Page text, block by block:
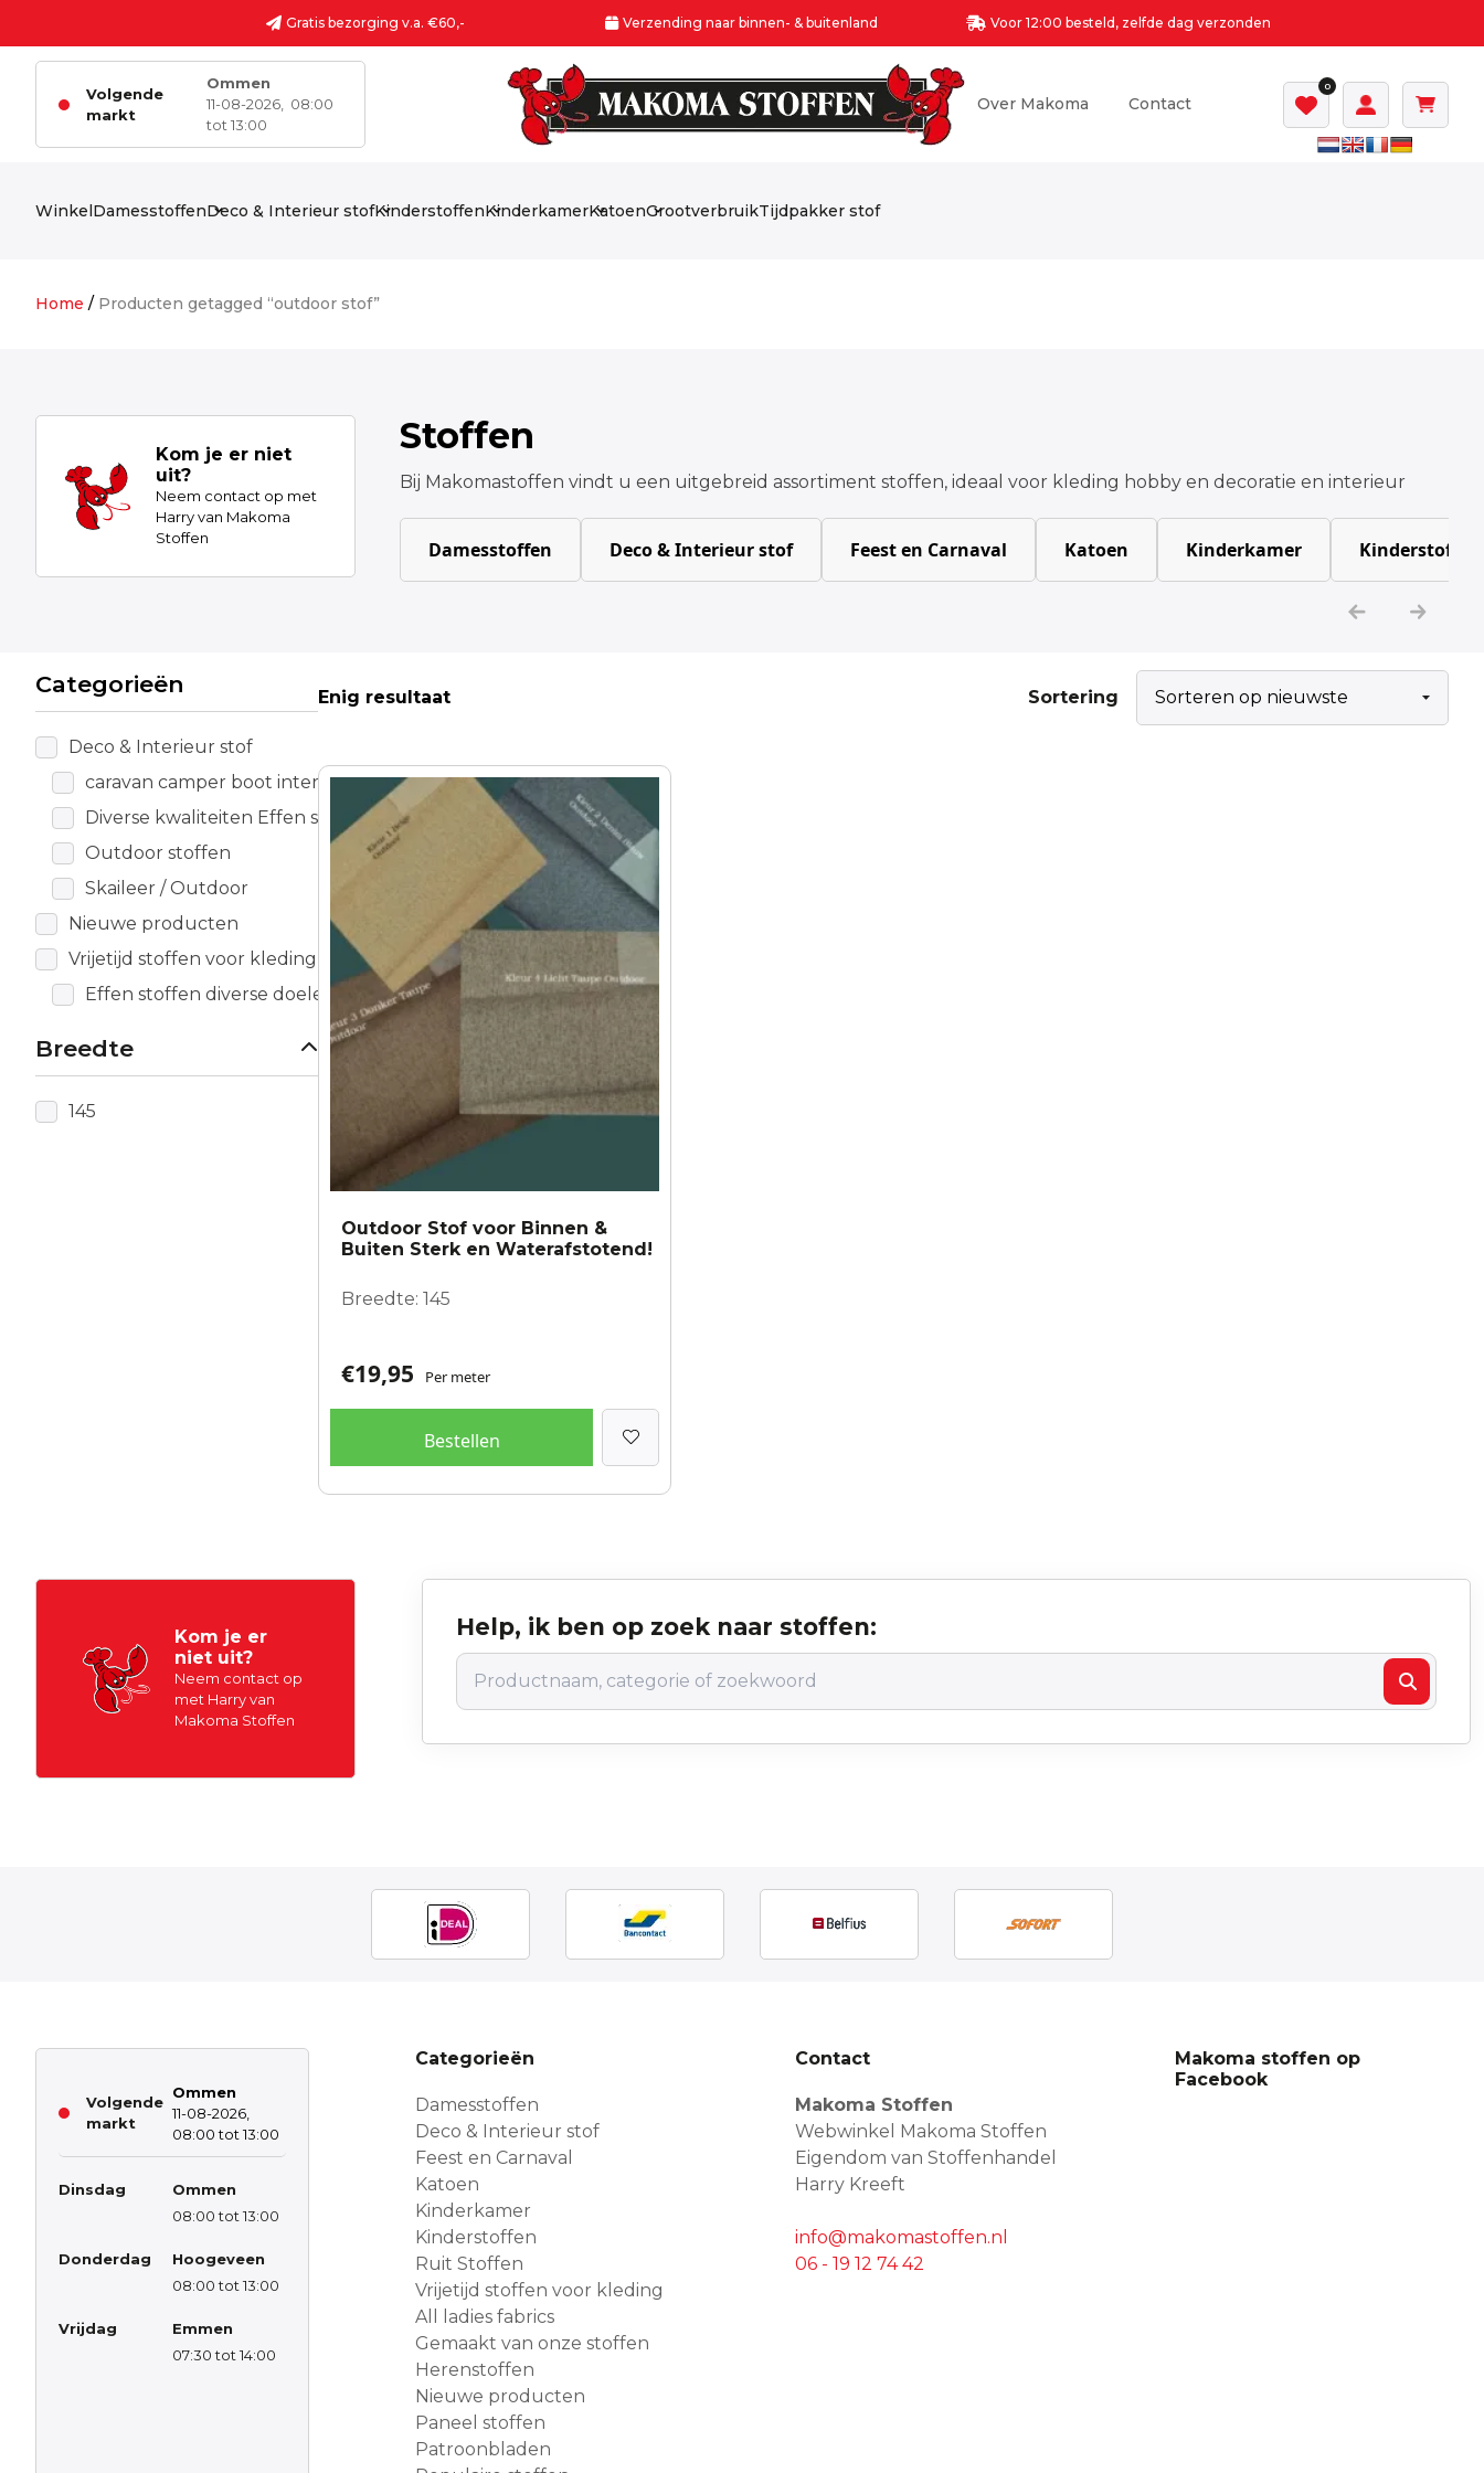
Gratis bezorging v.a. €60,- Verzending naar binnen- & buitenland Voor 12:00 besteld, zelfde dag verzonden
Volgende
markt
Ommen
11-08-2026,
08:00
tot 13:00
Over Makoma Contact
0
WinkelDamesstoffenDeco & Interieur stofKinderstoffenKinderkamerKatoenGrootverbruikTijdpakker stof
Home / Producten getagged “outdoor stof”
Kom je er niet
uit?
Neem contact op met
Harry van Makoma
Stoffen
Stoffen
Bij Makomastoffen vindt u een uitgebreid assortiment stoffen, ideaal voor kleding hobby en decoratie en interieur
Damesstoffen Deco & Interieur stof Feest en Carnaval Katoen Kinderkamer Kinderstoffen
Categorieën
Deco & Interieur stof
caravan camper boot interieur
Diverse kwaliteiten Effen stoffen
Outdoor stoffen
Skaileer / Outdoor
Nieuwe producten
Vrijetijd stoffen voor kleding
Effen stoffen diverse doeleinden
Breedte
145
Enig resultaat Sortering
Outdoor Stof voor Binnen &
Buiten Sterk en Waterafstotend!
Breedte: 145
€19,95 Per meter
Bestellen
product
heeft
Deze
optie
kan
gekozen
worden
op
productpagina
Kom je er
niet uit?
Neem contact op
met Harry van
Makoma Stoffen
Help, ik ben op zoek naar stoffen:
Volgende
markt
Ommen
11-08-2026,
08:00 tot 13:00
Dinsdag
Ommen
08:00 tot 13:00
Donderdag
Hoogeveen
08:00 tot 13:00
Vrijdag
Emmen
07:30 tot 14:00
Categorieën
Damesstoffen
Deco & Interieur stof
Feest en Carnaval
Katoen
Kinderkamer
Kinderstoffen
Ruit Stoffen
Vrijetijd stoffen voor kleding
All ladies fabrics
Gemaakt van onze stoffen
Herenstoffen
Nieuwe producten
Paneel stoffen
Patroonbladen
Contact
Makoma Stoffen
Webwinkel Makoma Stoffen
Eigendom van Stoffenhandel
Harry Kreeft
info@makomastoffen.nl
06 - 19 12 74 42
Makoma stoffen op
Facebook